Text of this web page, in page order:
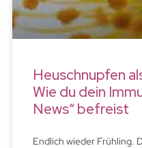
Heuschnupfen
Wie du dein
News“ befreist
Endlich wieder Frühling.